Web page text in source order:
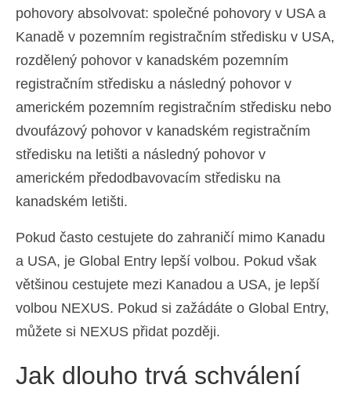
pohovory absolvovat: společné pohovory v USA a
Kanadě v pozemním registračním středisku v USA,
rozdělený pohovor v kanadském pozemním
registračním středisku a následný pohovor v
americkém pozemním registračním středisku nebo
dvoufázový pohovor v kanadském registračním
středisku na letišti a následný pohovor v
americkém předodbavovacím středisku na
kanadském letišti.
Pokud často cestujete do zahraničí mimo Kanadu
a USA, je Global Entry lepší volbou. Pokud však
většinou cestujete mezi Kanadou a USA, je lepší
volbou NEXUS. Pokud si zažádáte o Global Entry,
můžete si NEXUS přidat později.
Jak dlouho trvá schválení